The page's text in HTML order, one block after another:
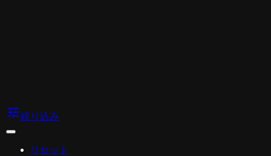
tune絞り込み
リセット